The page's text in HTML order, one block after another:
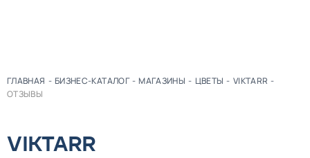
ГЛАВНАЯ - БИЗНЕС-КАТАЛОГ - МАГАЗИНЫ - ЦВЕТЫ - VIKTARR -
ОТЗЫВЫ
VIKTARR